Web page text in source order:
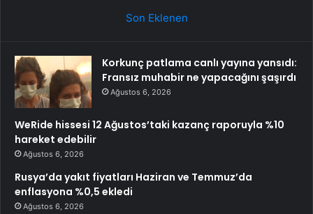
Son Eklenen
Korkunç patlama canlı yayına yansıdı:
Fransız muhabir ne yapacağını şaşırdı
Ağustos 6, 2026
WeRide hissesi 12 Ağustos’taki kazanç raporuyla %10
hareket edebilir
Ağustos 6, 2026
Rusya’da yakıt fiyatları Haziran ve Temmuz’da
enflasyona %0,5 ekledi
Ağustos 6, 2026